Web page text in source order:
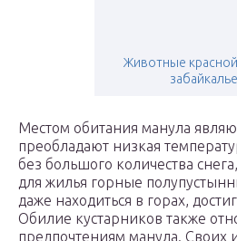
Животные красной
забайкалье
Местом обитания манула
преобладают низкая
без большого количества
для жилья горные
даже находиться в горах,
Обилие кустарников также
предпочтениям манула. Своих